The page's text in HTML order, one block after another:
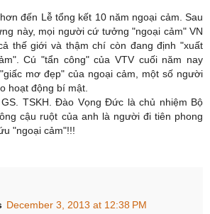
đến Lễ tổng kết 10 năm ngoại cảm. Sau
này, mọi người cứ tưởng "ngoại cảm" VN
thế giới và thậm chí còn đang định "xuất
Cú "tẩn công" của VTV cuối năm nay
mơ đẹp" của ngoại cảm, một số người
hoạt động bí mật.
TSKH. Đào Vọng Đức là chủ nhiệm Bộ
cậu ruột của anh là người đi tiên phong
"ngoại cảm"!!!
December 3, 2013 at 12:38 PM